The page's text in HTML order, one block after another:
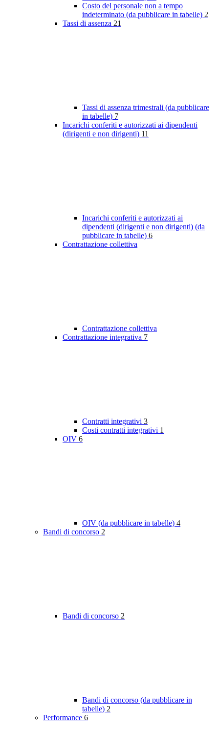
Costo del personale non a tempo
indeterminato (da pubblicare in tabelle) 2
Tassi di assenza 21
Tassi di assenza trimestrali (da pubblicare
in tabelle) 7
Incarichi conferiti e autorizzati ai dipendenti
(dirigenti e non dirigenti) 11
Incarichi conferiti e autorizzati ai
dipendenti (dirigenti e non dirigenti) (da
pubblicare in tabelle) 6
Contrattazione collettiva
Contrattazione collettiva
Contrattazione integrativa 7
Contratti integrativi 3
Costi contratti integrativi 1
OIV 6
OIV (da pubblicare in tabelle) 4
Bandi di concorso 2
Bandi di concorso 2
Bandi di concorso (da pubblicare in
tabelle) 2
Performance 6